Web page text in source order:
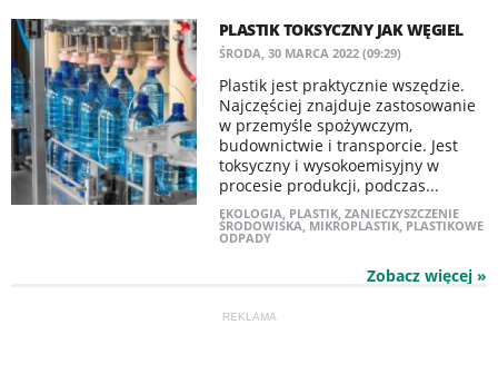
PLASTIK TOKSYCZNY JAK WĘGIEL
ŚRODA, 30 MARCA 2022 (09:29)
Plastik jest praktycznie wszędzie.
Najczęściej znajduje zastosowanie
w przemyśle spożywczym,
budownictwie i transporcie. Jest
toksyczny i wysokoemisyjny w
procesie produkcji, podczas...
EKOLOGIA, PLASTIK, ZANIECZYSZCZENIE
ŚRODOWISKA, MIKROPLASTIK, PLASTIKOWE
ODPADY
Zobacz więcej »
REKLAMA